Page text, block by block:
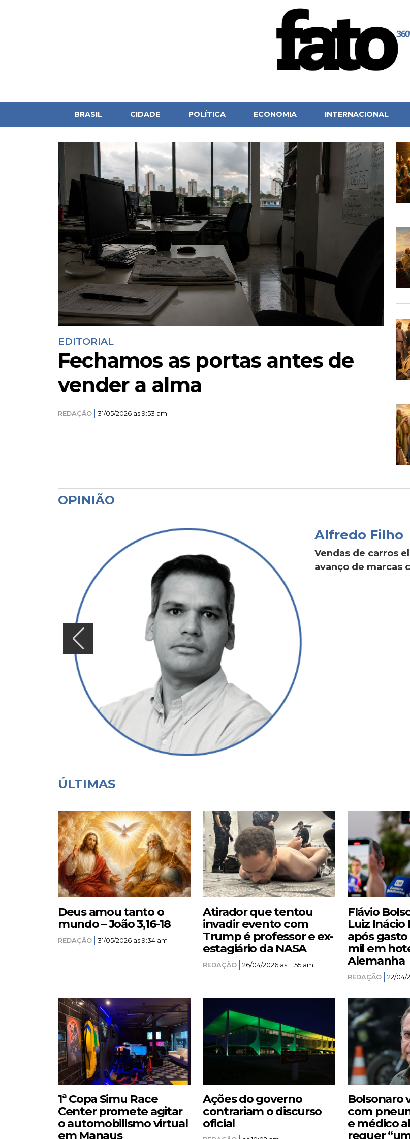
BRASIL CIDADE POLÍTICA ECONOMIA INTERNACIONAL
EDITORIAL
Fechamos as portas antes de
vender a alma
REDAÇÃO 31/05/2026 as 9:53 am
OPINIÃO
Alfredo Filho
Vendas de carros
avanço de marcas
ÚLTIMAS
Deus amou tanto o
mundo – João 3,16-18
REDAÇÃO 31/05/2026 as 9:34 am
Atirador que tentou
invadir evento com
Trump é professor e ex-
estagiário da NASA
REDAÇÃO 26/04/2026 as 11:55 am
Flávio
Luiz Inácio
após gasto
mil em
Alemanha
REDAÇÃO 22/04/
1ª Copa Simu Race
Center promete agitar
o automobilismo virtual
em Manaus
Ações do governo
contrariam o discurso
oficial
Bolsonaro
com
e médico
requer